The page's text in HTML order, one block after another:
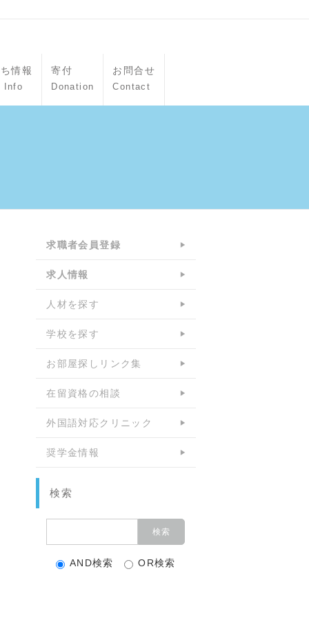
情報
Info
寄付
Donation
お問合せ
Contact
求職者会員登録
求人情報
人材を探す
学校を探す
お部屋探しリンク集
在留資格の相談
外国語対応クリニック
奨学金情報
検索
AND検索 OR検索